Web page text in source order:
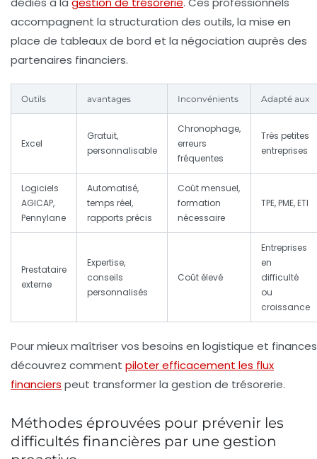
accompagnent la structuration des outils, la mise en
place de tableaux de bord et la négociation auprès des
partenaires financiers.
Outils avantages Inconvénients Adapté aux
Excel
Gratuit,
personnalisable
Chronophage,
erreurs
fréquentes
Très petites
entreprises
Logiciels
AGICAP,
Pennylane
Automatisé,
temps réel,
rapports précis
Coût mensuel,
formation
nécessaire
TPE, PME, ETI
Prestataire
externe
Expertise,
conseils
personnalisés
Coût élevé
Entreprises
en
difficulté
ou
croissance
Pour mieux maîtriser vos besoins en logistique et
découvrez comment piloter efficacement les flux
financiers peut transformer la gestion de trésorerie.
Méthodes éprouvées pour prévenir les
difficultés financières par une gestion